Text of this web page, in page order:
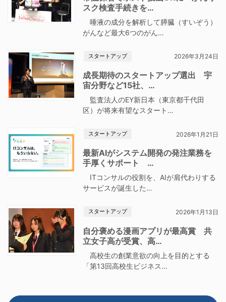
スク検査手続きを…
唾液の成分を解析して膵臓（すいぞう）
がんなど最大6つのがん…
スタートアップ 2026年3月24日
成長期待のスタートアップ選出 宇
宙分野など15社、…
監査法人のEY新日本（東京都千代田
区）が将来有望なスタート…
スタートアップ 2026年1月21日
最新AIがシステム開発の発注業務を
手厚くサポート …
ITコンサルの役割を、AIが肩代わりする
サービスが誕生した…
スタートアップ 2026年1月13日
自分褒める漫画アプリが最高賞 共
立女子高が受賞、高…
高校生の創業意欲の向上を目的とする
「第13回高校生ビジネス…